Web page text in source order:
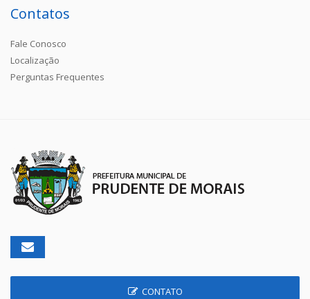
Contatos
Fale Conosco
Localização
Perguntas Frequentes
CONTATO